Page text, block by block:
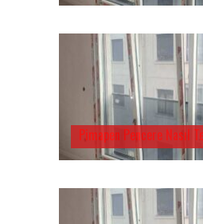
Pimapen Pencere Nasıl